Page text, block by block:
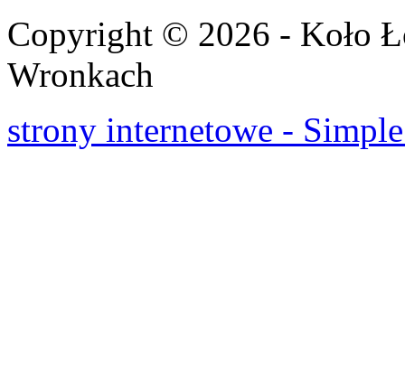
Copyright © 2026 - Koło
Wronkach
strony internetowe -